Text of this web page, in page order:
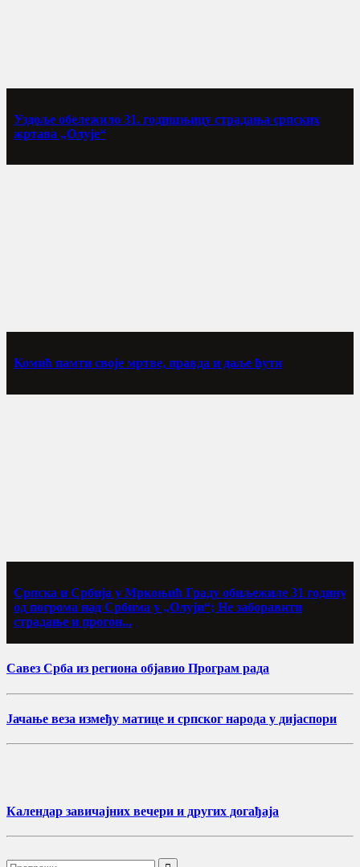
Уздоље обележило 31. годишњицу страдања српских
жртава „Олује“
Комић памти своје мртве, правда и даље ћути
Српска и Србија у Мркоњић Граду обиљежиле 31 годину
од погрома над Србима у „Олуји“; Не заборавити
страдање и прогон...
Савез Срба из региона објавио Програм рада
Јачање веза између матице и српског народа у дијаспори
Календар завичајних вечери и других догађаја